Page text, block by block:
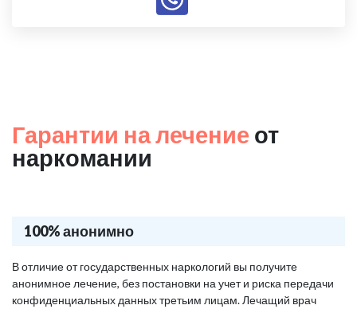
Гарантии на лечение от
наркомании
100% анонимно
В отличие от государственных наркологий вы получите
анонимное лечение, без постановки на учет и риска передачи
конфиденциальных данных третьим лицам. Лечащий врач